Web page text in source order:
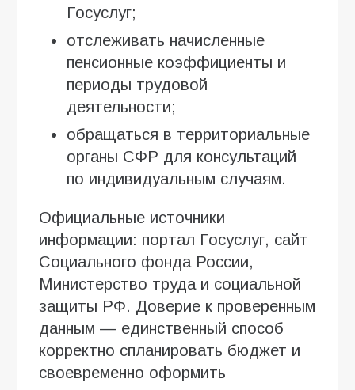
Госуслуг;
отслеживать начисленные
пенсионные коэффициенты и
периоды трудовой
деятельности;
обращаться в территориальные
органы СФР для консультаций
по индивидуальным случаям.
Официальные источники
информации: портал Госуслуг, сайт
Социального фонда России,
Министерство труда и социальной
защиты РФ. Доверие к проверенным
данным — единственный способ
корректно спланировать бюджет и
своевременно оформить